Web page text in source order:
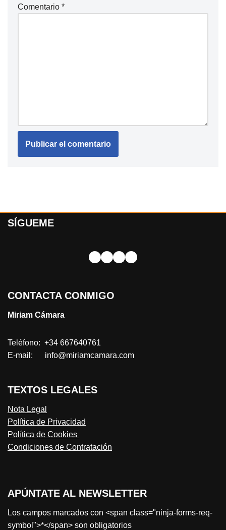
Comentario *
SÍGUEME
CONTACTA CONMIGO
Miriam Cámara
Teléfono: +34 667640761
E-mail: info@miriamcamara.com
TEXTOS LEGALES
Nota Legal
Política de Privacidad
Política de Cookies
Condiciones de Contratación
APÚNTATE AL NEWSLETTER
Los campos marcados con <span class="ninja-forms-req-
symbol">*</span> son obligatorios